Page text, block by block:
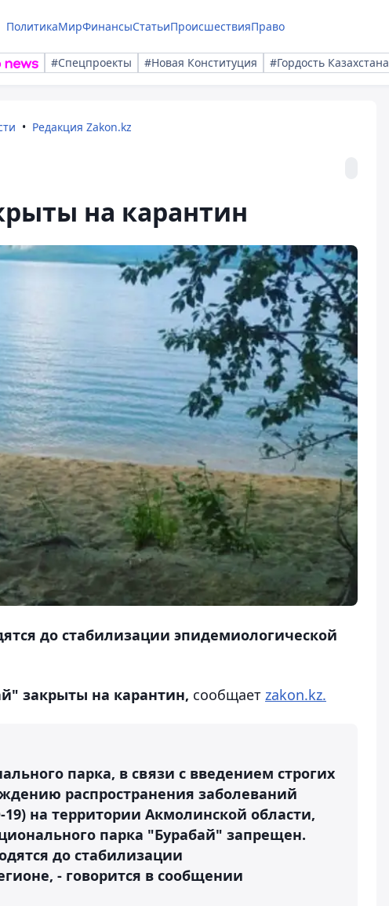
ПолитикаМирФинансыСтатьиПроисшествияПраво
#Спецпроекты #Новая Конституция #Гордость Казахстана
Редакция Zakon.kz
на карантин
до стабилизации эпидемиологической
закрыты на карантин, сообщает zakon.kz.
парка, в связи с введением строгих
распространения заболеваний
на территории Акмолинской области,
парка "Бурабай" запрещен.
до стабилизации
- говорится в сообщении